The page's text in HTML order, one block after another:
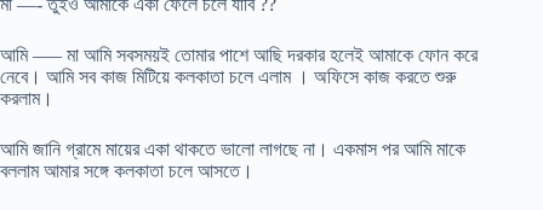
মা —- তুইও আমাকে একা ফেলে চলে যাবি ??
আমি —– মা আমি সবসময়ই তোমার পাশে আছি দরকার হলেই আমাকে ফোন করে
নেবে। আমি সব কাজ মিটিয়ে কলকাতা চলে এলাম । অফিসে কাজ করতে শুরু
করলাম।
আমি জানি গ্রামে মায়ের একা থাকতে ভালো লাগছে না। একমাস পর আমি মাকে
বললাম আমার সঙ্গে কলকাতা চলে আসতে।